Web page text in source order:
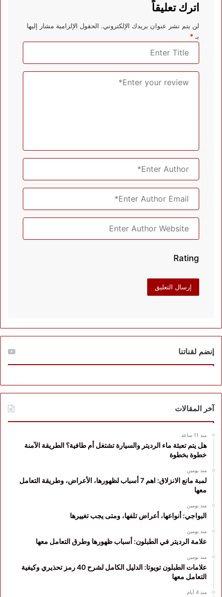
اترك تعليقاً
لن يتم نشر عنوان بريدك الإلكتروني. الحقول الإلزامية مشار إليها
بـ *
Rating
إنضم لقناتنا
آخر المقالات
منذ 11 ساعة
هل يتم تعبئة ماء الرديتر والسيارة تشتغل أم طافية؟ الطريقة الآمنة
خطوة بخطوة
منذ يومين
لمبة مانع الانزلاق: اهم 7 أسباب لظهورها، الأعراض، وطريقة التعامل
معها
منذ يومين
البواجي: أنواعها، أعراض تلفها، ومتى يجب تغييرها
منذ يومين
علامة الرديتر في الطبلون: أسباب ظهورها وطرق التعامل معها
منذ يومين
علامات الطبلون تويوتا: الدليل الكامل لشرح 40 رمز تحذيري وكيفية
التعامل معها
منذ 4 أيام